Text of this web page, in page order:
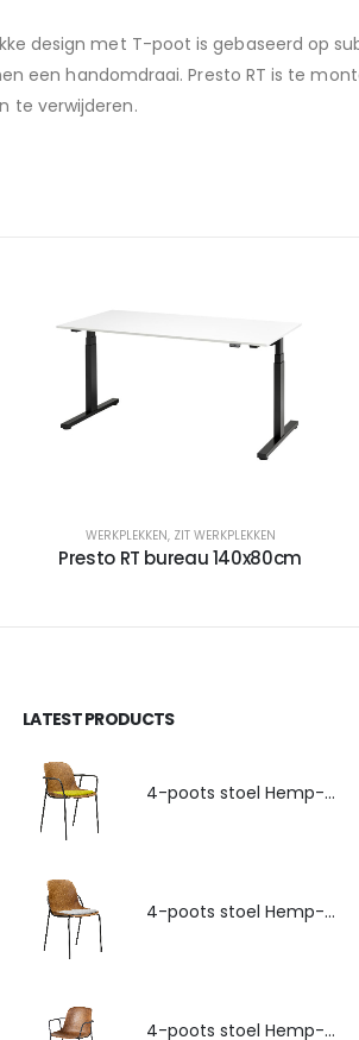
design met T-poot is gebaseerd op
een handomdraai. Presto RT is te
te verwijderen.
WERKPLEKKEN, ZIT WERKPLEKKEN
Presto RT bureau 140x80cm
LATEST PRODUCTS
4-poots stoel Hemp-Fine met armlegger
4-poots stoel Hemp-Fine met zitkussen
4-poots stoel Hemp-Fine met armlegger